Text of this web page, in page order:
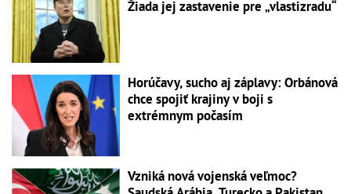
Žiada jej zastavenie pre „vlastizradu“
Horúčavy, sucho aj záplavy: Orbánová
chce spojiť krajiny v boji s
extrémnym počasím
Vzniká nová vojenská veľmoc?